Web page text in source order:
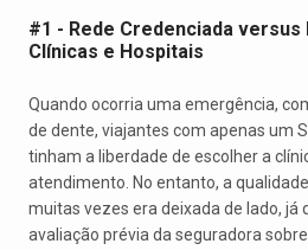
#1 - Rede Credenciada versus
Clínicas e Hospitais
Quando ocorria uma emergência,
de dente, viajantes com apenas um
tinham a liberdade de escolher a
atendimento. No entanto, a
muitas vezes era deixada de lado, já
avaliação prévia da seguradora